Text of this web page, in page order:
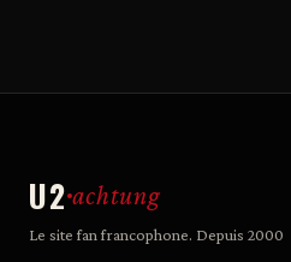
U2 achtung
Le site fan francophone. Depuis 2000